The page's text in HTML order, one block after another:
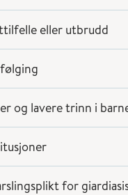
eller utbrudd
og lavere trinn i
for